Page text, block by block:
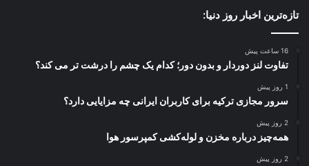
تازه‌ترین اخبار روز دنیا:
16 ساعت پیش
تفاوت لنز دوردار و بدون دور؛ کدام یک چشم را درشت تر می کند؟
1 روز پیش
سرور مجازی ترکیه برای کاربران ایرانی چه مزایایی دارد؟
2 روز پیش
همه‌چیز درباره مخزن و لوله‌کشی کمپرسور هوا
2 روز پیش